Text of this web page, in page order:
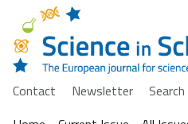
Contact Newsletter
Search